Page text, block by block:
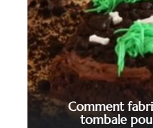
Comment
tombale